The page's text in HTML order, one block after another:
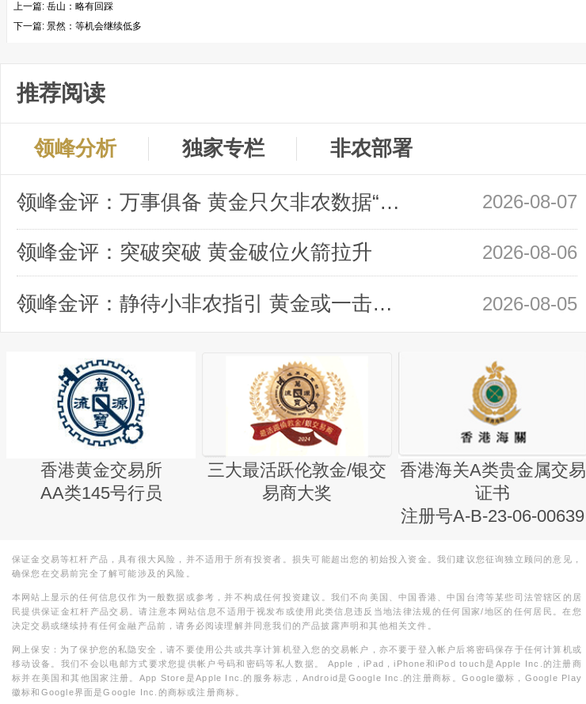
上一篇: 岳山：略有回踩
下一篇: 景然：等机会继续低多
推荐阅读
领峰分析 独家专栏 非农部署
领峰金评：万事俱备 黄金只欠非农数据“东风” 2026-08-07
领峰金评：突破突破 黄金破位火箭拉升 2026-08-06
领峰金评：静待小非农指引 黄金或一击破局 2026-08-05
香港黄金交易所
AA类145号行员
三大最活跃伦敦金/银交
易商大奖
香港海关A类贵金属交易
证书
注册号A-B-23-06-00639
保证金交易等杠杆产品，具有很大风险，并不适用于所有投资者。损失可能超出您的初始投入资金。我们建议您征询独立顾问的意见，
确保您在交易前完全了解可能涉及的风险。
本网站上显示的任何信息仅作为一般数据或参考，并不构成任何投资建议。我们不向美国、中国香港、中国台湾等某些司法管辖区的居
民提供保证金杠杆产品交易。请注意本网站信息不适用于视发布或使用此类信息违反当地法律法规的任何国家/地区的任何居民。在您
决定交易或继续持有任何金融产品前，请务必阅读理解并同意我们的产品披露声明和其他相关文件。
网上保安：为了保护您的私隐安全，请不要使用公共或共享计算机登入您的交易帐户，亦不要于登入帐户后将密码保存于任何计算机或
移动设备。我们不会以电邮方式要求您提供帐户号码和密码等私人数据。 Apple，iPad，iPhone和iPod touch是Apple Inc.的注册商
标并在美国和其他国家注册。App Store是Apple Inc.的服务标志，Android是Google Inc.的注册商标。Google徽标，Google Play
徽标和Google界面是Google Inc.的商标或注册商标。